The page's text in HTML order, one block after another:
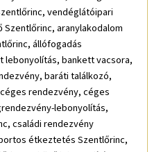
vendéglátóipari
aranylakodalom
állófogadás
bankett vacsora,
baráti találkozó,
rendezvény, céges
lebonyolítás,
családi rendezvény
étkeztetés Szentlőrinc,